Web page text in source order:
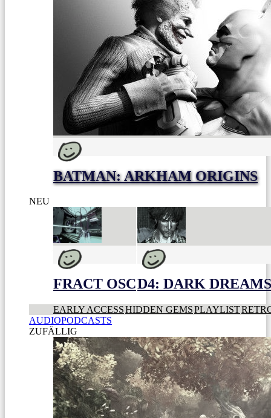
BATMAN: ARKHAM ORIGINS
NEU
FRACT OSCD4: DARK
EARLY ACCESSHIDDEN GEMSPLAYLIST
AUDIOPODCASTS
ZUFÄLLIG